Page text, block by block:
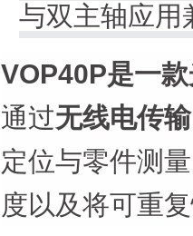
与双主轴应用
VOP40P是一
通过无线电传输
定位与零件测
度以及将可重